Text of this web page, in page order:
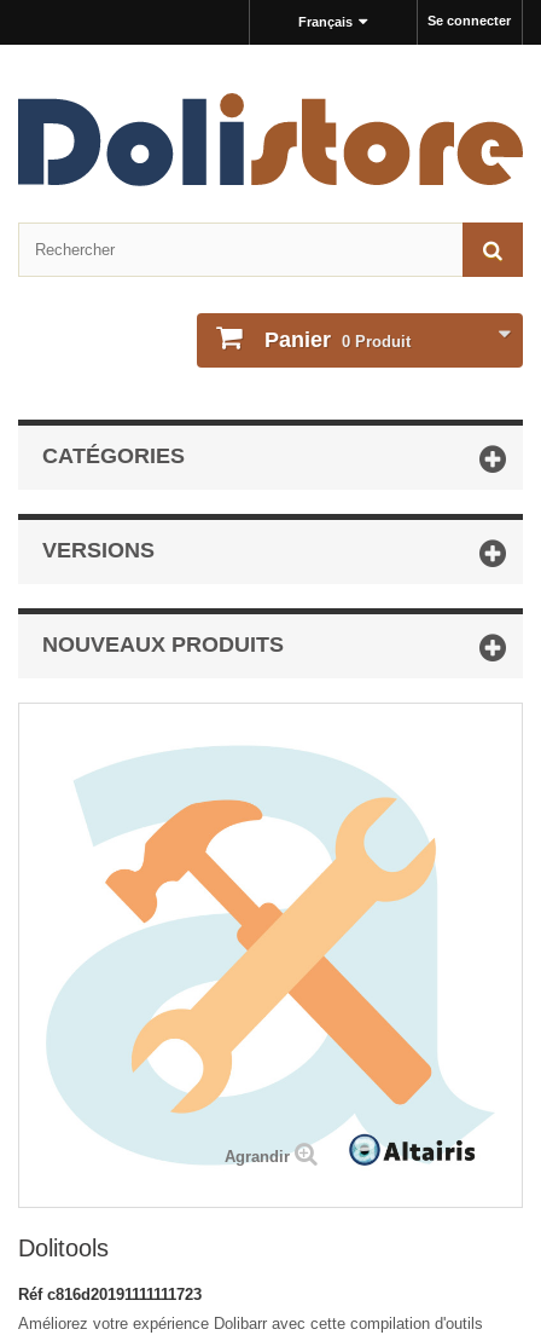
Se connecter
Français
Panier 0 Produit
CATÉGORIES
VERSIONS
NOUVEAUX PRODUITS
Agrandir
Dolitools
Réf c816d20191111111723
Améliorez votre expérience Dolibarr avec cette compilation d'outils